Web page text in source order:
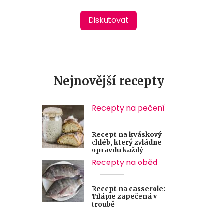
Diskutovat
Nejnovější recepty
Recepty na pečení
Recept na kváskový
chléb, který zvládne
opravdu každý
Recepty na oběd
Recept na casserole:
Tilápie zapečená v
troubě